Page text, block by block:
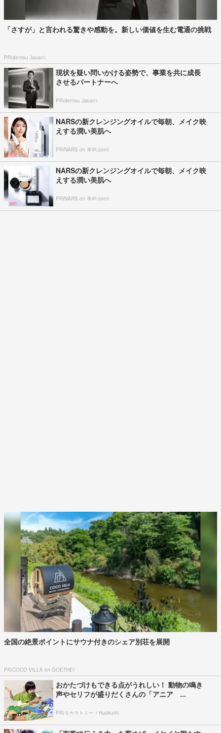
「さすが」と言われる驚きや感動を。新しい価値を生む電通の挑戦
PR(dentsu Japan)
現状を疑い問いかける姿勢で、事業を共に成長
させるパートナーへ
PR(dentsu Japan)
NARSの新クレンジングオイルで毎朝、メイク映
えする潤い美肌へ
PR(NARS on 美的.com)
NARSの新クレンジングオイルで毎朝、メイク映
えする潤い美肌へ
PR(NARS on 美的.com)
全国の絶景ポイントにサウナ付きのシェア別荘を展開
PR(COCO VILLA on GOETHE)
おかたづけもできる点がうれしい！ 動物の鳴き
声やセリフが盛りだくさんの「アニア ...
PR(タカラトミー｜Hugkum)